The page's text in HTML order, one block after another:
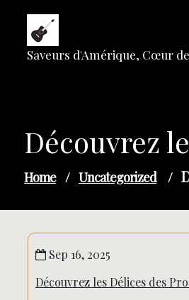
content
Saveurs d'Amérique, Cœur
Découvrez
Home / Uncategorized /
Sep 16, 2025
Découvrez les Délices des